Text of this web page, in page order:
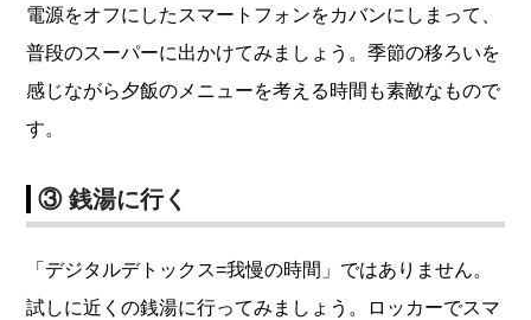
電源をオフにしたスマートフォンをカバンにしまって、
普段のスーパーに出かけてみましょう。季節の移ろいを
感じながら夕飯のメニューを考える時間も素敵なもので
す。
③ 銭湯に行く
「デジタルデトックス=我慢の時間」ではありません。
試しに近くの銭湯に行ってみましょう。ロッカーでスマ